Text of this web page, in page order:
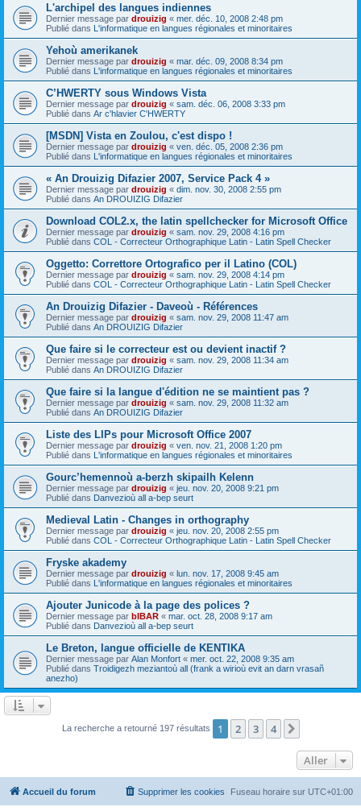
L'archipel des langues indiennes
Dernier message par drouizig « mer. déc. 10, 2008 2:48 pm
Publié dans L'informatique en langues régionales et minoritaires
Yehoù amerikanek
Dernier message par drouizig « mar. déc. 09, 2008 8:34 pm
Publié dans L'informatique en langues régionales et minoritaires
C’HWERTY sous Windows Vista
Dernier message par drouizig « sam. déc. 06, 2008 3:33 pm
Publié dans Ar c'hlavier C'HWERTY
[MSDN] Vista en Zoulou, c'est dispo !
Dernier message par drouizig « ven. déc. 05, 2008 2:36 pm
Publié dans L'informatique en langues régionales et minoritaires
« An Drouizig Difazier 2007, Service Pack 4 »
Dernier message par drouizig « dim. nov. 30, 2008 2:55 pm
Publié dans An DROUIZIG Difazier
Download COL2.x, the latin spellchecker for Microsoft Office
Dernier message par drouizig « sam. nov. 29, 2008 4:16 pm
Publié dans COL - Correcteur Orthographique Latin - Latin Spell Checker
Oggetto: Correttore Ortografico per il Latino (COL)
Dernier message par drouizig « sam. nov. 29, 2008 4:14 pm
Publié dans COL - Correcteur Orthographique Latin - Latin Spell Checker
An Drouizig Difazier - Daveoù - Références
Dernier message par drouizig « sam. nov. 29, 2008 11:47 am
Publié dans An DROUIZIG Difazier
Que faire si le correcteur est ou devient inactif ?
Dernier message par drouizig « sam. nov. 29, 2008 11:34 am
Publié dans An DROUIZIG Difazier
Que faire si la langue d'édition ne se maintient pas ?
Dernier message par drouizig « sam. nov. 29, 2008 11:32 am
Publié dans An DROUIZIG Difazier
Liste des LIPs pour Microsoft Office 2007
Dernier message par drouizig « ven. nov. 21, 2008 1:20 pm
Publié dans L'informatique en langues régionales et minoritaires
Gourc’hemennoù a-berzh skipailh Kelenn
Dernier message par drouizig « jeu. nov. 20, 2008 9:21 pm
Publié dans Danvezioù all a-bep seurt
Medieval Latin - Changes in orthography
Dernier message par drouizig « jeu. nov. 20, 2008 2:55 pm
Publié dans COL - Correcteur Orthographique Latin - Latin Spell Checker
Fryske akademy
Dernier message par drouizig « lun. nov. 17, 2008 9:45 am
Publié dans L'informatique en langues régionales et minoritaires
Ajouter Junicode à la page des polices ?
Dernier message par bIBAR « mar. oct. 28, 2008 9:17 am
Publié dans Danvezioù all a-bep seurt
Le Breton, langue officielle de KENTIKA
Dernier message par Alan Monfort « mer. oct. 22, 2008 9:35 am
Publié dans Troidigezh meziantoù all (frank a wirioù evit an darn vrasañ
anezho)
La recherche a retourné 197 résultats 1 2 3 4
Aller
Accueil du forum Fuseau horaire sur UTC+01:00
Supprimer les cookies